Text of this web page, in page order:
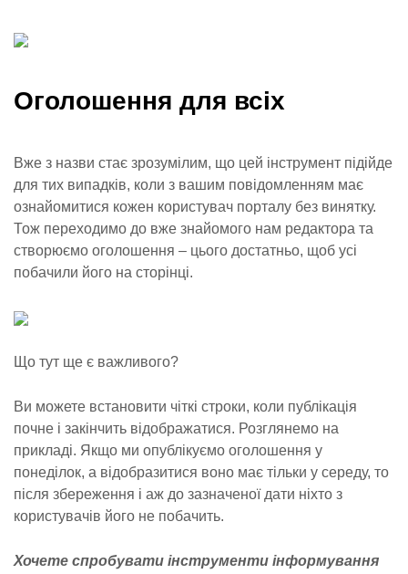
Оголошення для всіх
Вже з назви стає зрозумілим, що цей інструмент підійде
для тих випадків, коли з вашим повідомленням має
ознайомитися кожен користувач порталу без винятку.
Тож переходимо до вже знайомого нам редактора та
створюємо оголошення – цього достатньо, щоб усі
побачили його на сторінці.
Що тут ще є важливого?
Ви можете встановити чіткі строки, коли публікація
почне і закінчить відображатися. Розглянемо на
прикладі. Якщо ми опублікуємо оголошення у
понеділок, а відобразитися воно має тільки у середу, то
після збереження і аж до зазначеної дати ніхто з
користувачів його не побачить.
Хочете спробувати інструменти інформування